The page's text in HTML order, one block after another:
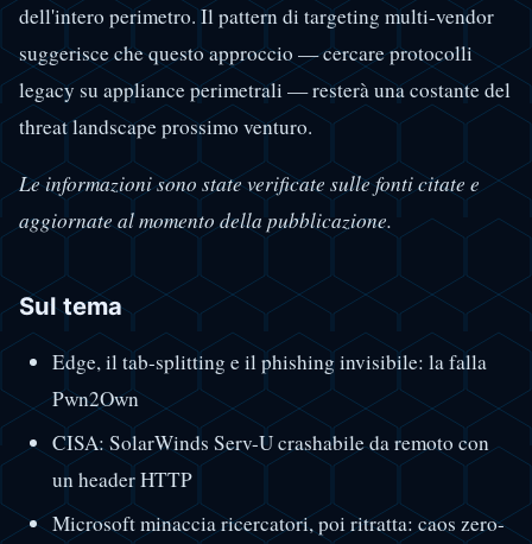
dell'intero perimetro. Il pattern di targeting multi-vendor
suggerisce che questo approccio — cercare protocolli
legacy su appliance perimetrali — resterà una costante del
threat landscape prossimo venturo.
Le informazioni sono state verificate sulle fonti citate e
aggiornate al momento della pubblicazione.
Sul tema
Edge, il tab-splitting e il phishing invisibile: la falla
Pwn2Own
CISA: SolarWinds Serv-U crashabile da remoto con
un header HTTP
Microsoft minaccia ricercatori, poi ritratta: caos zero-